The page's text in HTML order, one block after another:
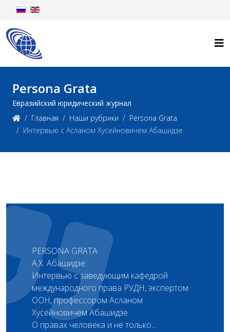
Persona Grata
Евразийский юридический журнал
Главная
Наши рубрики
Persona Grata
Интервью с Асланом Хусейновичем Абашидзе
PERSONA GRATA
А.Х. Абашидзе:
Интервью с заведующим кафедрой
международного права РУДН, экспертом
ООН, профессором Асланом
Хусейновичем Абашидзе
О правах человека и не только...